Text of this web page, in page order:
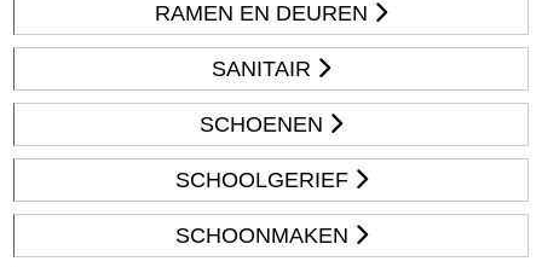
RAMEN EN DEUREN
SANITAIR
SCHOENEN
SCHOOLGERIEF
SCHOONMAKEN